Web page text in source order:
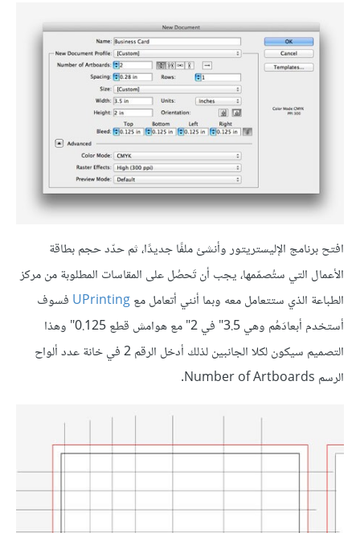
افتح برنامج الإليستريتور وأنشئ ملفًا جديدًا، ثم حدّد حجم بطاقة
الأعمال التي ستُصمّمها، يجب أن تَحصُل على المقاسات المطلوبة من مركز
الطباعة الذي ستتعامل معه وبما أنني أتعامل معUPrinting فسوف
أستخدم أبعادَهُم وهي 3.5" في 2" مع هوامش قطع 0.125" وهذا
التصميم سيكون لكلا الجانبين لذلك أدخل الرقم 2 في خانة عدد ألواح
الرسم Number of Artboards.